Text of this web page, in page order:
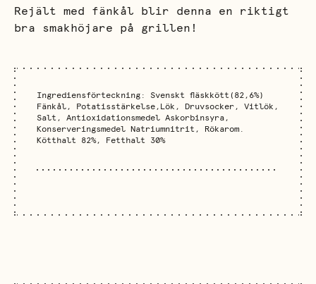
Rejält med fänkål blir denna en riktigt
bra smakhöjare på grillen!
Ingrediensförteckning: Svenskt fläskkött(82,6%)
Fänkål, Potatisstärkelse,Lök, Druvsocker, Vitlök,
Salt, Antioxidationsmedel Askorbinsyra,
Konserveringsmedel Natriumnitrit, Rökarom.
Kötthalt 82%, Fetthalt 30%